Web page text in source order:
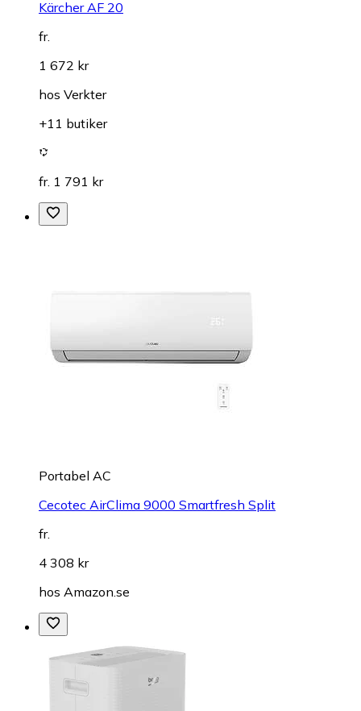
Kärcher AF 20
fr.
1 672 kr
hos Verkter
+11 butiker
fr. 1 791 kr
Portabel AC
Cecotec AirClima 9000 Smartfresh Split
fr.
4 308 kr
hos Amazon.se